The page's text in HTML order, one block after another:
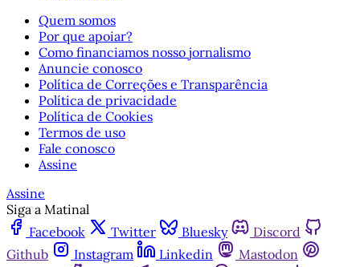
Quem somos
Por que apoiar?
Como financiamos nosso jornalismo
Anuncie conosco
Política de Correções e Transparência
Política de privacidade
Política de Cookies
Termos de uso
Fale conosco
Assine
Assine
Siga a Matinal
Facebook
Twitter Bluesky
Discord
Github
Instagram Linkedin
Mastodon